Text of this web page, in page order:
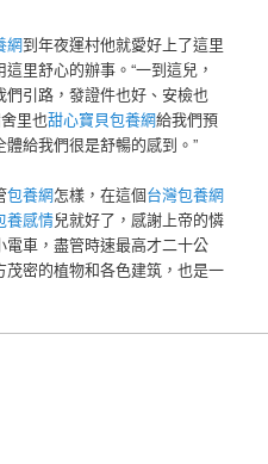
網到年夜運村他就愛好上了這里
里舒心的辦事。“一到這兒，
引路，發證件也好、安檢也
里也甜心寶貝包養網給我們預
給我們很是舒暢的感到。”
包養網怎樣，在這個台灣包養網
養感情兒就好了，感謝上帝的憐
電車，盡管時速最高才二十公
密的植物和各色建筑，也是一